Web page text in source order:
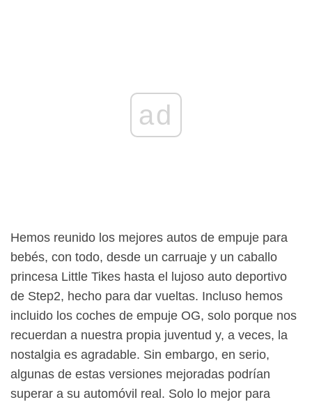
ad
Hemos reunido los mejores autos de empuje para
bebés, con todo, desde un carruaje y un caballo
princesa Little Tikes hasta el lujoso auto deportivo
de Step2, hecho para dar vueltas. Incluso hemos
incluido los coches de empuje OG, solo porque nos
recuerdan a nuestra propia juventud y, a veces, la
nostalgia es agradable. Sin embargo, en serio,
algunas de estas versiones mejoradas podrían
superar a su automóvil real. Solo lo mejor para